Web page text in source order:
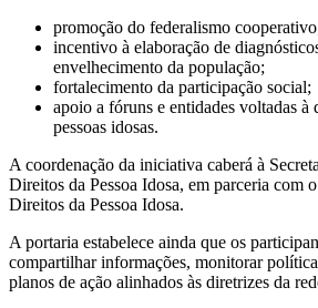
promoção do federalismo
incentivo à elaboração de
envelhecimento da população;
fortalecimento da participação social;
apoio a fóruns e entidades voltadas à
pessoas idosas.
A coordenação da iniciativa caberá à
Direitos da Pessoa Idosa, em parceria com
Direitos da Pessoa Idosa.
A portaria estabelece ainda que os
compartilhar informações, monitorar
planos de ação alinhados às diretrizes da